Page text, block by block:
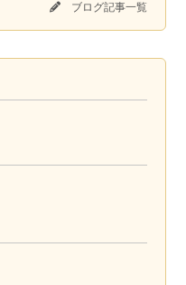
ブログ記事一覧